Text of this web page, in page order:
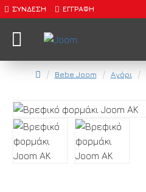
ΣΎΝΔΕΣΗ ΕΓΓΡΑΦΉ
Bebe Joom Αγόρι